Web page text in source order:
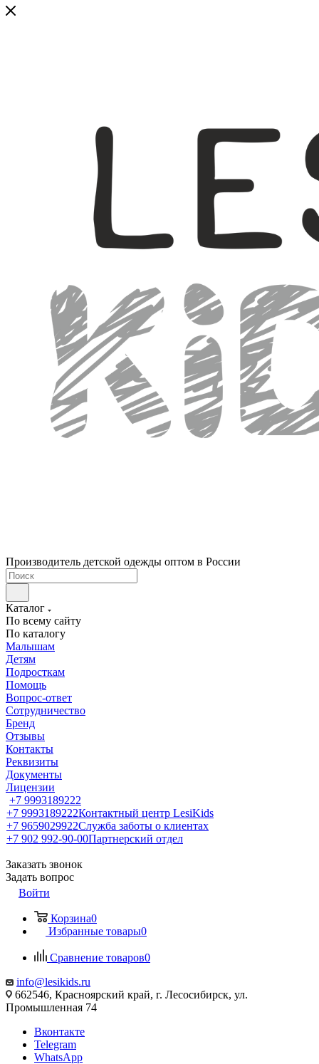
Производитель детской одежды оптом в России
Каталог
По всему сайту
По каталогу
Малышам
Детям
Подросткам
Помощь
Вопрос-ответ
Сотрудничество
Бренд
Отзывы
Контакты
Реквизиты
Документы
Лицензии
+7 9993189222
+7 9993189222Контактный центр LesiKids
+7 9659029922Служба заботы о клиентах
+7 902 992-90-00Партнерский отдел
Заказать звонок
Задать вопрос
Войти
Корзина0
Избранные товары0
Сравнение товаров0
info@lesikids.ru
662546, Красноярский край, г. Лесосибирск, ул.
Промышленная 74
Вконтакте
Telegram
WhatsApp